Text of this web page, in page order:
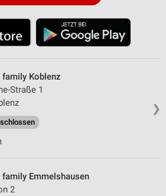
❯
family Koblenz
Straße 1
family Emmelshausen
2